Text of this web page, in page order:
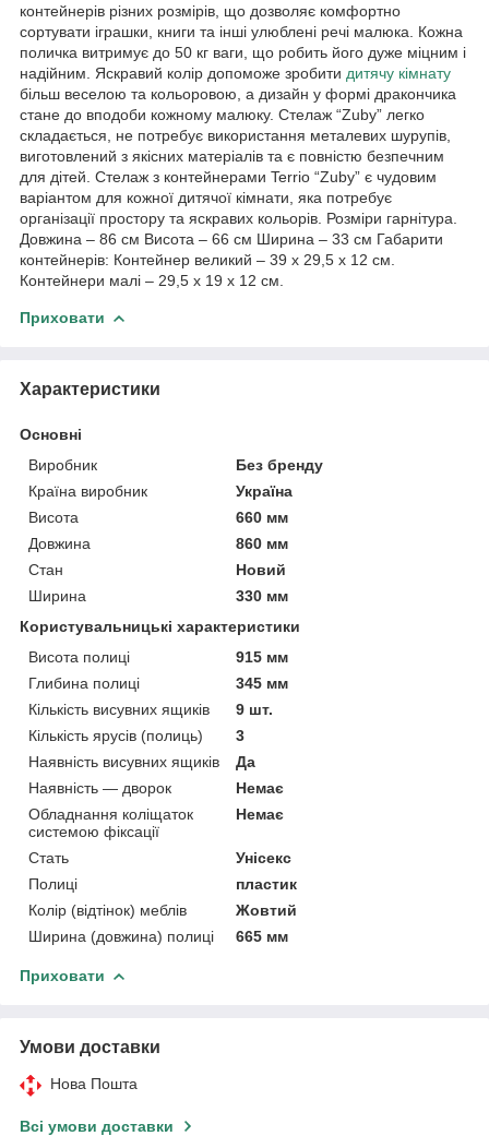
контейнерів різних розмірів, що дозволяє комфортно
сортувати іграшки, книги та інші улюблені речі малюка. Кожна
поличка витримує до 50 кг ваги, що робить його дуже міцним і
надійним. Яскравий колір допоможе зробити дитячу кімнату
більш веселою та кольоровою, а дизайн у формі дракончика
стане до вподоби кожному малюку. Стелаж “Zuby” легко
складається, не потребує використання металевих шурупів,
виготовлений з якісних матеріалів та є повністю безпечним
для дітей. Стелаж з контейнерами Terrio “Zuby” є чудовим
варіантом для кожної дитячої кімнати, яка потребує
організації простору та яскравих кольорів. Розміри гарнітура.
Довжина – 86 см Висота – 66 см Ширина – 33 см Габарити
контейнерів: Контейнер великий – 39 х 29,5 х 12 см.
Контейнери малі – 29,5 х 19 х 12 см.
Приховати
Характеристики
Основні
Виробник
Без бренду
Країна виробник
Україна
Висота
660 мм
Довжина
860 мм
Стан
Новий
Ширина
330 мм
Користувальницькі характеристики
Висота полиці
915 мм
Глибина полиці
345 мм
Кількість висувних ящиків
9 шт.
Кількість ярусів (полиць)
3
Наявність висувних ящиків
Да
Наявність — дворок
Немає
Обладнання коліщаток
системою фіксації
Немає
Стать
Унісекс
Полиці
пластик
Колір (відтінок) меблів
Жовтий
Ширина (довжина) полиці
665 мм
Приховати
Умови доставки
Нова Пошта
Всі умови доставки